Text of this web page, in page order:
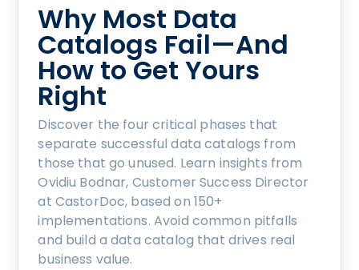
Why Most Data
Catalogs Fail—And
How to Get Yours
Right
Discover the four critical phases that
separate successful data catalogs from
those that go unused. Learn insights from
Ovidiu Bodnar, Customer Success Director
at CastorDoc, based on 150+
implementations. Avoid common pitfalls
and build a data catalog that drives real
business value.